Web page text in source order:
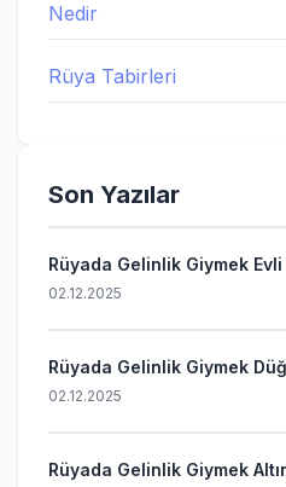
Nedir
Rüya Tabirleri
Son Yazılar
Rüyada Gelinlik Giymek
02.12.2025
Rüyada Gelinlik Giymek
02.12.2025
Rüyada Gelinlik Giymek